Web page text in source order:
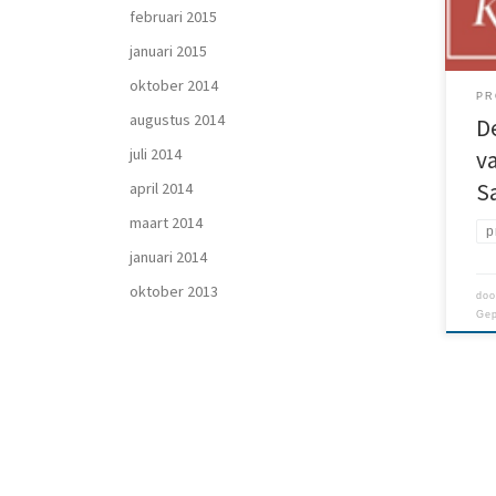
februari 2015
januari 2015
oktober 2014
augustus 2014
juli 2014
april 2014
maart 2014
januari 2014
oktober 2013